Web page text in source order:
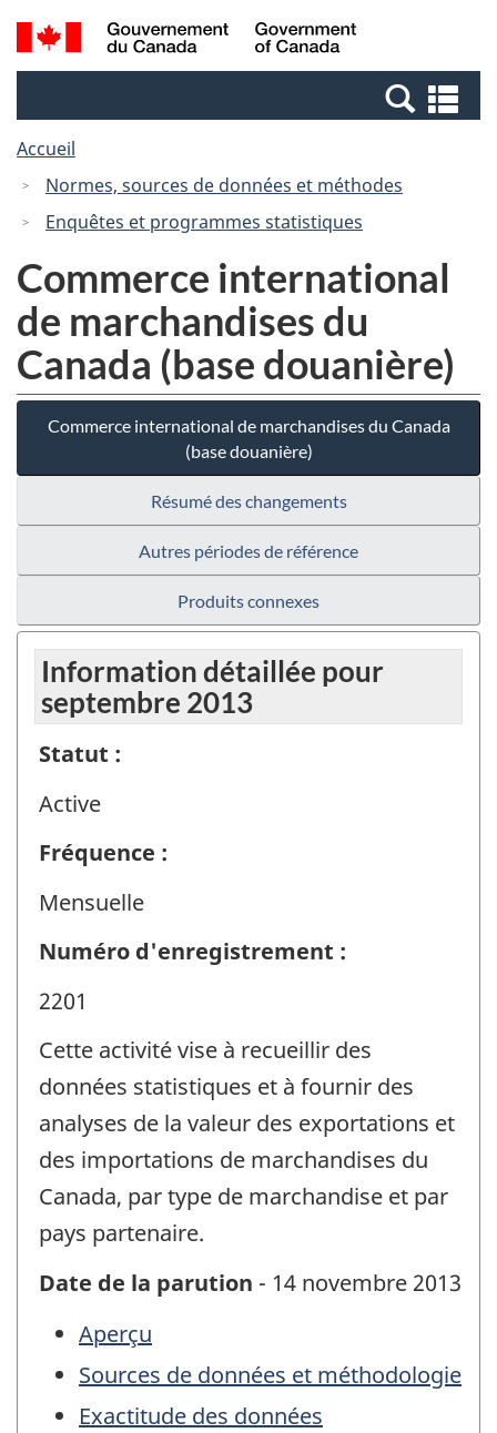
Passer
au
Passer
à
Canada
Recherche
et
et
Accueil
Normes, sources de données et méthodes
Enquêtes et programmes statistiques
Commerce international
de marchandises du
Canada (base douanière)
Commerce international de marchandises du Canada
(base douanière)
Résumé des changements
Autres périodes de référence
Produits connexes
Information détaillée pour
septembre 2013
Statut :
Active
Fréquence :
Mensuelle
Numéro d'enregistrement :
2201
Cette activité vise à recueillir des
données statistiques et à fournir des
analyses de la valeur des exportations et
des importations de marchandises du
Canada, par type de marchandise et par
pays partenaire.
Date de la parution - 14 novembre 2013
Aperçu
Sources de données et méthodologie
Exactitude des données